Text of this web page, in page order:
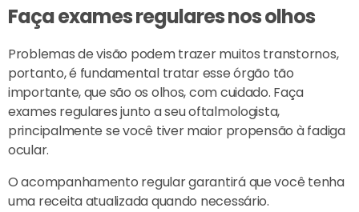
Faça exames regulares nos olhos
Problemas de visão podem trazer muitos transtornos,
portanto, é fundamental tratar esse órgão tão
importante, que são os olhos, com cuidado. Faça
exames regulares junto a seu oftalmologista,
principalmente se você tiver maior propensão à fadiga
ocular.
O acompanhamento regular garantirá que você tenha
uma receita atualizada quando necessário.